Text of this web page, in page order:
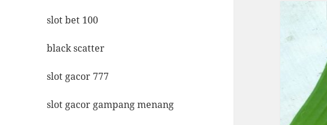
slot bet 100
black scatter
slot gacor 777
slot gacor gampang menang